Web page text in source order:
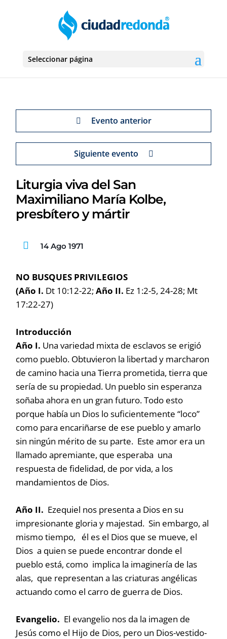
Seleccionar página
Evento anterior
Siguiente evento
Liturgia viva del San
Maximiliano María Kolbe,
presbítero y mártir
14 Ago 1971
NO BUSQUES PRIVILEGIOS
(Año I. Dt 10:12-22;Año II. Ez 1:2-5, 24-28; Mt
17:22-27)
Introducción
Año I. Una variedad mixta de esclavos se erigió
como pueblo. Obtuvieron la libertad y marcharon
de camino hacia una Tierra prometida, tierra que
sería de su propiedad. Un pueblo sin esperanza
soñaba ahora en un gran futuro. Todo esto
porque había un Dios lo suficientemente “loco”
como para encariñarse de ese pueblo y amarlo
sin ningún mérito de su parte. Este amor era un
llamado apremiante, que esperaba una
respuesta de fidelidad, de por vida, a los
mandamientos de Dios.
Año II. Ezequiel nos presenta a Dios en su
impresionante gloria y majestad. Sin embargo, al
mismo tiempo, él es el Dios que se mueve, el
Dios a quien se puede encontrar donde el
pueblo está, como implica la imaginería de las
alas, que representan a las criaturas angélicas
actuando como el carro de guerra de Dios.
Evangelio. El evangelio nos da la imagen de
Jesús como el Hijo de Dios, pero un Dios-vestido-